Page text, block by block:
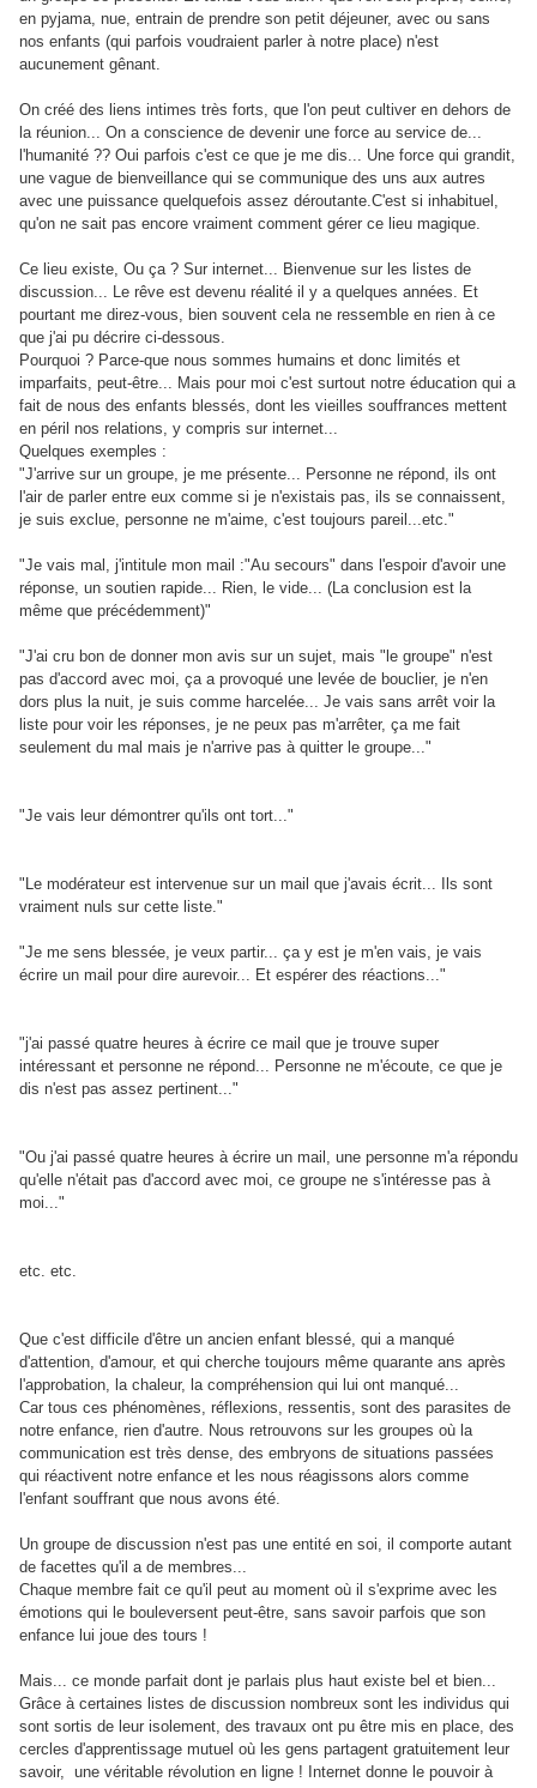
en pyjama, nue, entrain de prendre son petit déjeuner, avec ou sans
nos enfants (qui parfois voudraient parler à notre place) n'est
aucunement gênant.
On créé des liens intimes très forts, que l'on peut cultiver en dehors de
la réunion... On a conscience de devenir une force au service de...
l'humanité ?? Oui parfois c'est ce que je me dis... Une force qui grandit,
une vague de bienveillance qui se communique des uns aux autres
avec une puissance quelquefois assez déroutante.C'est si inhabituel,
qu'on ne sait pas encore vraiment comment gérer ce lieu magique.
Ce lieu existe, Ou ça ? Sur internet... Bienvenue sur les listes de
discussion... Le rêve est devenu réalité il y a quelques années. Et
pourtant me direz-vous, bien souvent cela ne ressemble en rien à ce
que j'ai pu décrire ci-dessous.
Pourquoi ? Parce-que nous sommes humains et donc limités et
imparfaits, peut-être... Mais pour moi c'est surtout notre éducation qui a
fait de nous des enfants blessés, dont les vieilles souffrances mettent
en péril nos relations, y compris sur internet...
Quelques exemples :
"J'arrive sur un groupe, je me présente... Personne ne répond, ils ont
l'air de parler entre eux comme si je n'existais pas, ils se connaissent,
je suis exclue, personne ne m'aime, c'est toujours pareil...etc."
"Je vais mal, j'intitule mon mail :"Au secours" dans l'espoir d'avoir une
réponse, un soutien rapide... Rien, le vide... (La conclusion est la
même que précédemment)"
"J'ai cru bon de donner mon avis sur un sujet, mais "le groupe" n'est
pas d'accord avec moi, ça a provoqué une levée de bouclier, je n'en
dors plus la nuit, je suis comme harcelée... Je vais sans arrêt voir la
liste pour voir les réponses, je ne peux pas m'arrêter, ça me fait
seulement du mal mais je n'arrive pas à quitter le groupe..."
"Je vais leur démontrer qu'ils ont tort..."
"Le modérateur est intervenue sur un mail que j'avais écrit... Ils sont
vraiment nuls sur cette liste."
"Je me sens blessée, je veux partir... ça y est je m'en vais, je vais
écrire un mail pour dire aurevoir... Et espérer des réactions..."
"j'ai passé quatre heures à écrire ce mail que je trouve super
intéressant et personne ne répond... Personne ne m'écoute, ce que je
dis n'est pas assez pertinent..."
"Ou j'ai passé quatre heures à écrire un mail, une personne m'a répondu
qu'elle n'était pas d'accord avec moi, ce groupe ne s'intéresse pas à
moi..."
etc. etc.
Que c'est difficile d'être un ancien enfant blessé, qui a manqué
d'attention, d'amour, et qui cherche toujours même quarante ans après
l'approbation, la chaleur, la compréhension qui lui ont manqué...
Car tous ces phénomènes, réflexions, ressentis, sont des parasites de
notre enfance, rien d'autre. Nous retrouvons sur les groupes où la
communication est très dense, des embryons de situations passées
qui réactivent notre enfance et les nous réagissons alors comme
l'enfant souffrant que nous avons été.
Un groupe de discussion n'est pas une entité en soi, il comporte autant
de facettes qu'il a de membres...
Chaque membre fait ce qu'il peut au moment où il s'exprime avec les
émotions qui le bouleversent peut-être, sans savoir parfois que son
enfance lui joue des tours !
Mais... ce monde parfait dont je parlais plus haut existe bel et bien...
Grâce à certaines listes de discussion nombreux sont les individus qui
sont sortis de leur isolement, des travaux ont pu être mis en place, des
cercles d'apprentissage mutuel où les gens partagent gratuitement leur
savoir, une véritable révolution en ligne ! Internet donne le pouvoir à